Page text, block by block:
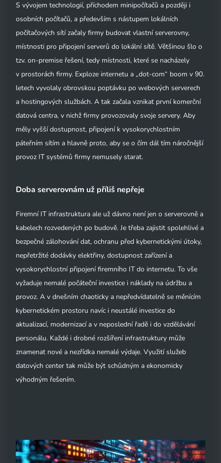
S vývojem technologií, příchodem minipočítačů a později i
osobních počítačů, a především s nástupem lokálních
počítačových sítí začaly firmy budovat vlastní serverovny,
místnosti pro připojení serverů do lokální sítě. Většinou šlo o
tzv. on-premise řešení, tedy místnosti, které se nacházely
v prostorách firmy. Exploze internetu a „dot-com“ boom v 90.
letech vyvolaly obrovskou poptávku po webových serverech
a hostingových službách. A tak začala vznikat první komerční
datová centra, v nichž firmy provozovaly svoje servery. Aby
měly vyšší dostupnost, připojení k vysokorychlostním
páteřním sítím a hlavně proto, aby se o čím dál tím náročnější
provoz IT systémů firmy nemusely starat.
Doba serverovnám už příliš nepřeje
Firemní IT infrastruktura ale už dávno není jen o serverovně a
kabelech rozvedených po budově. Je třeba zajistit spolehlivé a
bezpečné zálohování dat, ochranu před kybernetickými útoky,
nepřetržité dodávky elektřiny, dostupnost zařízení a
vysokorychlostní připojení firemního IT do internetu. To vše
vyžaduje nemalé počáteční investice i náklady na údržbu a
provoz. A v dnešním chaoticky a nepředvídatelně se měnícím
kybernetickém prostoru navíc i neustálé investice do
aktualizací, modernizací a v neposlední řadě i do vzdělávání
personálu. Každé i drobné rozšíření infrastruktury může
znamenat nové a nezřídka nemalé výdaje. Využití služeb
datových center tak může být schůdným a ekonomicky
výhodným řešením.